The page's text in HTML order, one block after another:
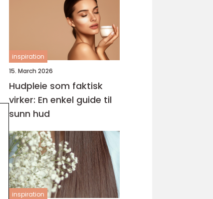
inspiration
15. March 2026
Hudpleie som faktisk
virker: En enkel guide til
sunn hud
inspiration